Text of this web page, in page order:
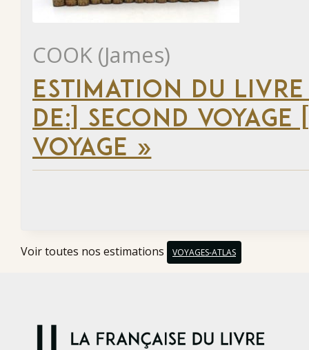
COOK (James)
ESTIMATION DU
DE:] SECOND
VOYAGE »
Voir toutes nos estimations VOYAGES-ATLAS